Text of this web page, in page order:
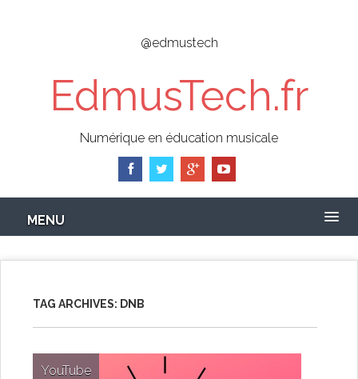
@edmustech
EdmusTech.fr
Numérique en éducation musicale
MENU
TAG ARCHIVES: DNB
YouTube